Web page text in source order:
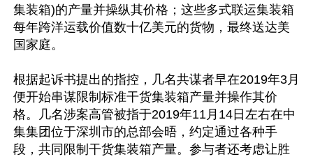
集装箱)的产量并操纵其价格；这些多式联运集装箱
每年跨洋运载价值数十亿美元的货物，最终送达美
国家庭。
根据起诉书提出的指控，几名共谋者早在2019年3月
便开始串谋限制标准干货集装箱产量并操作其价
格。几名涉案高管被指于2019年11月14日左右在中
集集团位于深圳市的总部会晤，约定通过各种手
段，共同限制干货集装箱产量。参与者还考虑让胜